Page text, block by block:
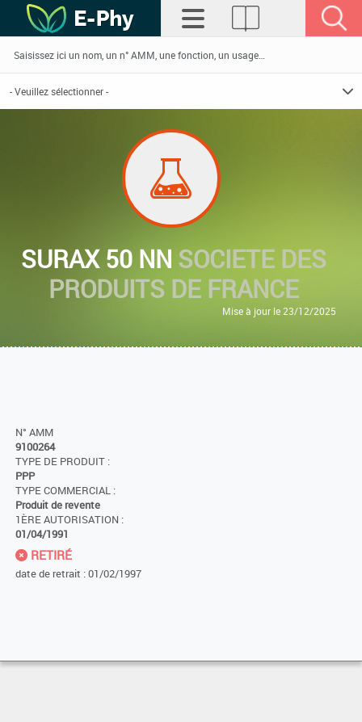
SURAX 50 NN SOCIETE DES
PRODUITS DE FRANCE
Mise à jour le 23/12/2025
N° AMM
9100264
TYPE DE PRODUIT :
PPP
TYPE COMMERCIAL :
Produit de revente
1ÈRE AUTORISATION :
01/04/1991
RETIRÉ
date de retrait : 01/02/1997